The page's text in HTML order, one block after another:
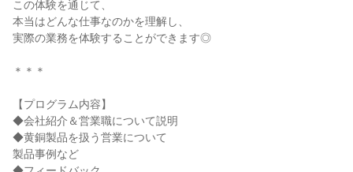
この体験を通じて、
本当はどんな仕事なのかを理解し、
実際の業務を体験することができます◎
＊＊＊
【プログラム内容】
◆会社紹介＆営業職について説明
◆黄銅製品を扱う営業について
製品事例など